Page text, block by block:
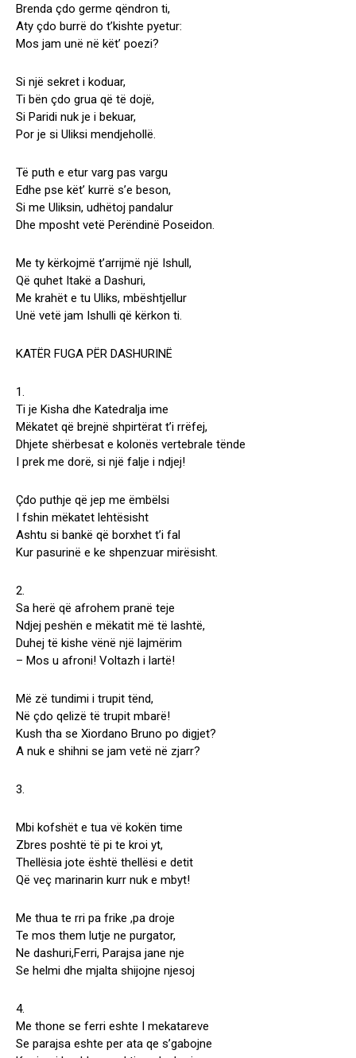
Brenda çdo germe qëndron ti,
Aty çdo burrë do t’kishte pyetur:
Mos jam unë në kët’ poezi?
Si një sekret i koduar,
Ti bën çdo grua që të dojë,
Si Paridi nuk je i bekuar,
Por je si Uliksi mendjehollë.
Të puth e etur varg pas vargu
Edhe pse kët’ kurrë s’e beson,
Si me Uliksin, udhëtoj pandalur
Dhe mposht vetë Perëndinë Poseidon.
Me ty kërkojmë t’arrijmë një Ishull,
Që quhet Itakë a Dashuri,
Me krahët e tu Uliks, mbështjellur
Unë vetë jam Ishulli që kërkon ti.
KATËR FUGA PËR DASHURINË
1.
Ti je Kisha dhe Katedralja ime
Mëkatet që brejnë shpirtërat t’i rrëfej,
Dhjete shërbesat e kolonës vertebrale tënde
I prek me dorë, si një falje i ndjej!
Çdo puthje që jep me ëmbëlsi
I fshin mëkatet lehtësisht
Ashtu si bankë që borxhet t’i fal
Kur pasurinë e ke shpenzuar mirësisht.
2.
Sa herë që afrohem pranë teje
Ndjej peshën e mëkatit më të lashtë,
Duhej të kishe vënë një lajmërim
– Mos u afroni! Voltazh i lartë!
Më zë tundimi i trupit tënd,
Në çdo qelizë të trupit mbarë!
Kush tha se Xiordano Bruno po digjet?
A nuk e shihni se jam vetë në zjarr?
3.
Mbi kofshët e tua vë kokën time
Zbres poshtë të pi te kroi yt,
Thellësia jote është thellësi e detit
Që veç marinarin kurr nuk e mbyt!
Me thua te rri pa frike ,pa droje
Te mos them lutje ne purgator,
Ne dashuri,Ferri, Parajsa jane nje
Se helmi dhe mjalta shijojne njesoj
4.
Me thone se ferri eshte I mekatareve
Se parajsa eshte per ata qe s’gabojne